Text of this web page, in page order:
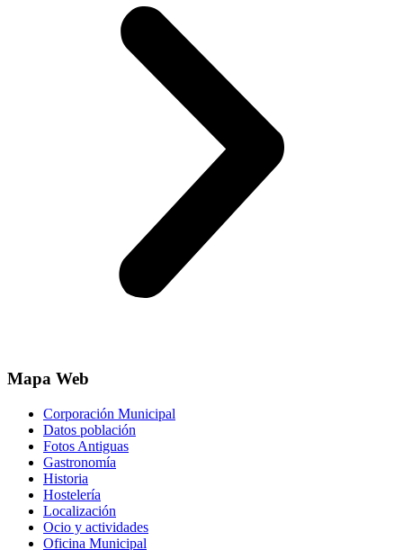
Mapa Web
Corporación Municipal
Datos población
Fotos Antiguas
Gastronomía
Historia
Hostelería
Localización
Ocio y actividades
Oficina Municipal